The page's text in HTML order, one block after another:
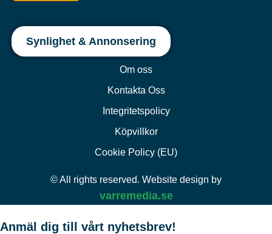
Synlighet & Annonsering
Om oss
Kontakta Oss
Integritetspolicy
Köpvillkor
Cookie Policy (EU)
© All rights reserved. Website design by
varremedia.se
Anmäl dig till vårt nyhetsbrev!